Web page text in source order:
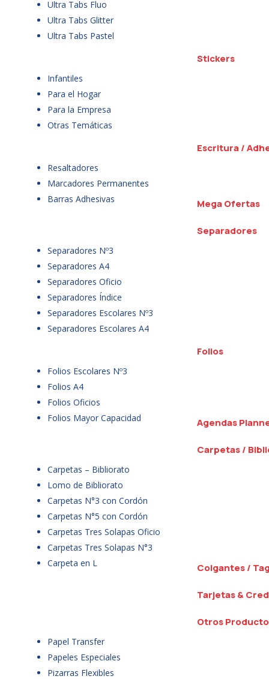
Ultra Tabs Fluo
Ultra Tabs Glitter
Ultra Tabs Pastel
Stickers
Infantiles
Para el Hogar
Para la Empresa
Otras Temáticas
Escritura /
Resaltadores
Marcadores Permanentes
Barras Adhesivas
Mega Ofertas
Separadores
Separadores Nº3
Separadores A4
Separadores Oficio
Separadores Índice
Separadores Escolares Nº3
Separadores Escolares A4
Folios
Folios Escolares Nº3
Folios A4
Folios Oficios
Folios Mayor Capacidad
Agendas
Carpetas /
Carpetas – Bibliorato
Lomo de Bibliorato
Carpetas N°3 con Cordón
Carpetas N°5 con Cordón
Carpetas Tres Solapas Oficio
Carpetas Tres Solapas N°3
Carpeta en L
Colgantes /
Tarjetas &
Otros
Papel Transfer
Papeles Especiales
Pizarras Flexibles